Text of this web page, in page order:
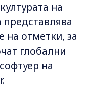
на
на отметки, за
глобални
на